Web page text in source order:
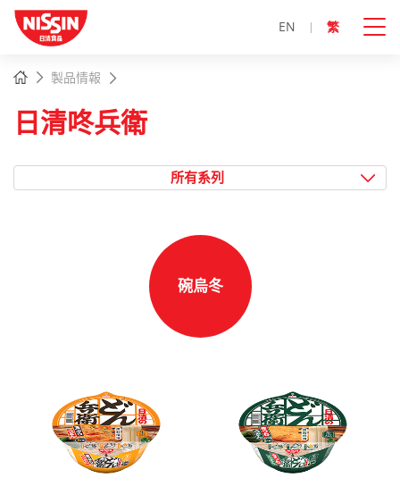
EN 繁
主頁製品情報
日清咚兵衛
所有系列
碗烏冬